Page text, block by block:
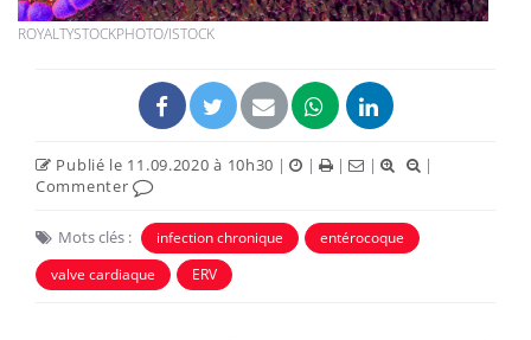
ROYALTYSTOCKPHOTO/ISTOCK
Publié le 11.09.2020 à 10h30 | | | |
|
Commenter
Mots clés : infection chronique
entérocoque
valve cardiaque
ERV